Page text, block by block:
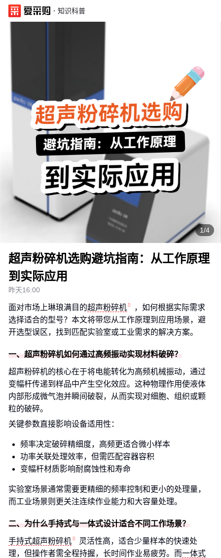
· 知识科普
1/4
超声粉碎机选购避坑指南：从工作原理
到实际应用
昨天16:00
面对市场上琳琅满目的超声粉碎机
，如何根据实际需求
选择适合的型号？本文将带您从工作原理到应用场景，避
开选型误区，找到匹配实验室或工业需求的解决方案。
一、超声粉碎机如何通过高频振动实现材料破碎？
超声粉碎机的核心在于将电能转化为高频机械振动，通过
变幅杆传递到样品中产生空化效应。这种物理作用使液体
内部形成微气泡并瞬间破裂，从而实现对细胞、组织或颗
粒的破碎。
关键参数直接影响设备适用性：
频率决定破碎精细度，高频更适合微小样本
功率关联处理效率，但需匹配容器容积
变幅杆材质影响耐腐蚀性和寿命
实验室场景通常需要更精细的频率控制和更小的处理量，
而工业场景则更关注连续作业能力和大容量处理。
二、为什么手持式与一体式设计适合不同工作场景？
手持式超声粉碎机
灵活性高，适合少量样本的快速处
理，但操作者需全程持握，长时间作业易疲劳。而一体式